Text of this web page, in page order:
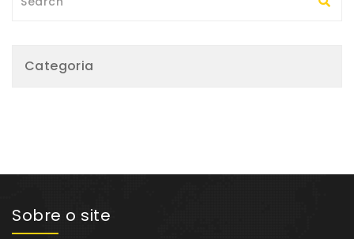
Categoria
Sobre o site